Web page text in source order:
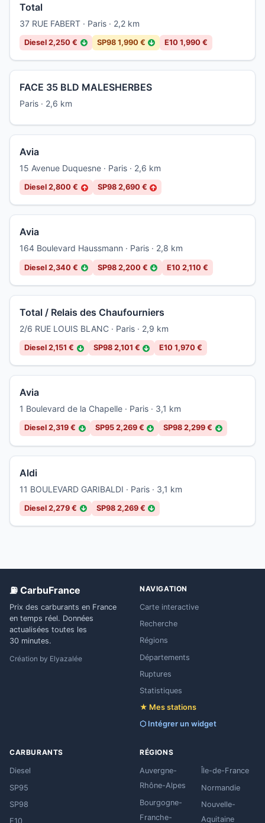
Total
37 RUE FABERT · Paris · 2,2 km
Diesel 2,250 € ↓ SP98 1,990 € ↓ E10 1,990 €
FACE 35 BLD MALESHERBES
Paris · 2,6 km
Avia
15 Avenue Duquesne · Paris · 2,6 km
Diesel 2,800 € ↑ SP98 2,690 € ↑
Avia
164 Boulevard Haussmann · Paris · 2,8 km
Diesel 2,340 € ↓ SP98 2,200 € ↓ E10 2,110 €
Total / Relais des Chaufourniers
2/6 RUE LOUIS BLANC · Paris · 2,9 km
Diesel 2,151 € ↓ SP98 2,101 € ↓ E10 1,970 €
Avia
1 Boulevard de la Chapelle · Paris · 3,1 km
Diesel 2,319 € ↓ SP95 2,269 € ↓ SP98 2,299 € ↓
Aldi
11 BOULEVARD GARIBALDI · Paris · 3,1 km
Diesel 2,279 € ↓ SP98 2,269 € ↓
⛽ CarbuFrance
Prix des carburants en France
en temps réel. Données
actualisées toutes les
30 minutes.
Création by Elyazalée
NAVIGATION
Carte interactive
Recherche
Régions
Départements
Ruptures
Statistiques
★ Mes stations
⬡ Intégrer un widget
CARBURANTS
Diesel
SP95
SP98
E10
RÉGIONS
Auvergne-
Rhône-Alpes
Bourgogne-
Franche-
Île-de-France
Normandie
Nouvelle-
Aquitaine